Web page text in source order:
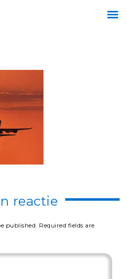
reactie
published. Required fields are